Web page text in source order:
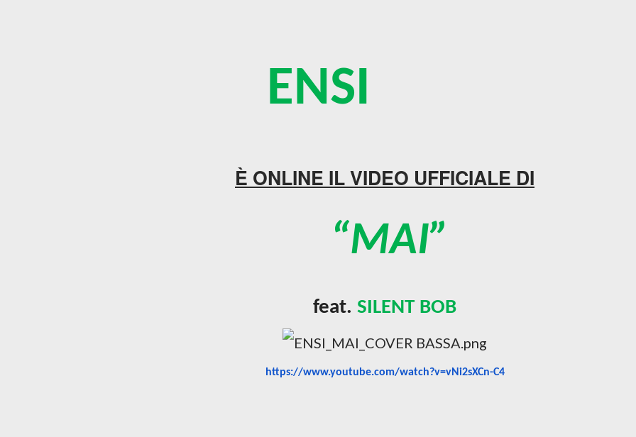
ENSI
È ONLINE IL VIDEO UFFICIALE DI
“MAI”
feat. SILENT BOB
https://www.youtube.com/watch?v=vNi2sXCn-C4